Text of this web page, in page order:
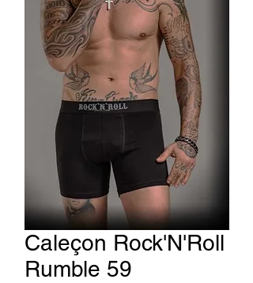
Caleçon Rock'N'Roll
Rumble 59